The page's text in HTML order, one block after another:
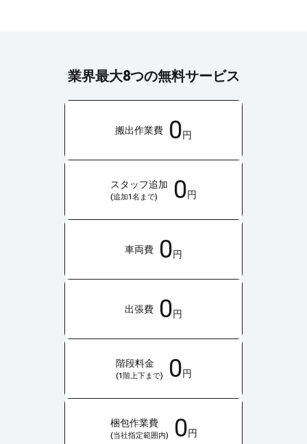
業界最大8つの無料サービス
搬出作業費 0円
スタッフ追加
(追加1名まで) 0円
車両費 0円
出張費 0円
階段料金
(1階上下まで) 0円
梱包作業費
(当社指定範囲内) 0円